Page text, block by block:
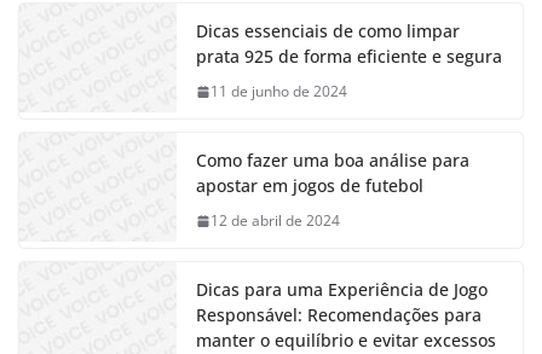
Dicas essenciais de como limpar
prata 925 de forma eficiente e segura
11 de junho de 2024
Como fazer uma boa análise para
apostar em jogos de futebol
12 de abril de 2024
Dicas para uma Experiência de Jogo
Responsável: Recomendações para
manter o equilíbrio e evitar excessos